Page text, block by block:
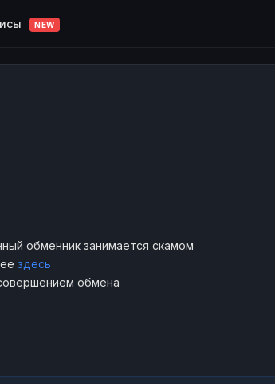
NEW
обменник занимается скамом
здесь
обмена